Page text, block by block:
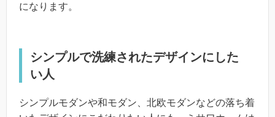
になります。
シンプルで洗練されたデザインにした
い人
シンプルモダンや和モダン、北欧モダンなどの落ち着